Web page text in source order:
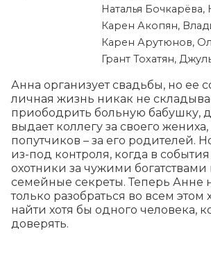
Наталья Бочкарёва,
Карен Акопян,
Карен Арутюнов,
Грант Тохатян,
Анна организует свадьбы, но ее
личная жизнь никак не
приободрить больную бабушку,
выдает коллегу за своего
попутчиков – за его родителей.
из-под контроля, когда в
охотники за чужими
семейные секреты. Теперь Анне
только разобраться во всем этом
найти хотя бы одного человека,
доверять.